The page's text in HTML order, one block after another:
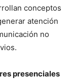
conceptos
atención
no
presenciales